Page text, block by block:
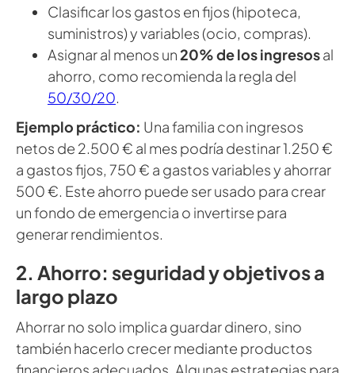
Clasificar los gastos en fijos (hipoteca,
suministros) y variables (ocio, compras).
Asignar al menos un20% de los ingresosal
ahorro, como recomienda la regla del
50/30/20.
Ejemplo práctico: Una familia con ingresos
netos de 2.500 € al mes podría destinar 1.250 €
a gastos fijos, 750 € a gastos variables y ahorrar
500 €. Este ahorro puede ser usado para crear
un fondo de emergencia o invertirse para
generar rendimientos.
2. Ahorro: seguridad y objetivos a
largo plazo
Ahorrar no solo implica guardar dinero, sino
también hacerlo crecer mediante productos
financieros adecuados. Algunas estrategias para